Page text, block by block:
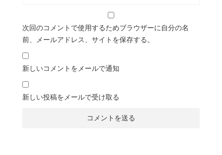
次回のコメントで使用するためブラウザーに自分の名
前、メールアドレス、サイトを保存する。
新しいコメントをメールで通知
新しい投稿をメールで受け取る